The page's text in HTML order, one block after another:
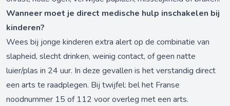
Wanneer moet je direct medische hulp inschakelen bij
kinderen?
Wees bij jonge kinderen extra alert op de combinatie van
slapheid, slecht drinken, weinig contact, of geen natte
luier/plas in 24 uur. In deze gevallen is het verstandig direct
een arts te raadplegen. Bij twijfel: bel het Franse
noodnummer 15 of 112 voor overleg met een arts.